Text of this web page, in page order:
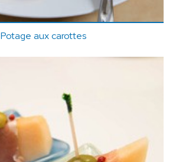
Potage aux carottes